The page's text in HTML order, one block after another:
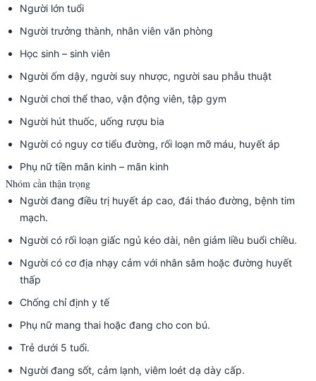
Người lớn tuổi
Người trưởng thành, nhân viên văn phòng
Học sinh – sinh viên
Người ốm dậy, người suy nhược, người sau phẫu thuật
Người chơi thể thao, vận động viên, tập gym
Người hút thuốc, uống rượu bia
Người có nguy cơ tiểu đường, rối loạn mỡ máu, huyết áp
Phụ nữ tiền mãn kinh – mãn kinh
Nhóm cần thận trọng
Người đang điều trị huyết áp cao, đái tháo đường, bệnh tim
mạch.
Người có rối loạn giấc ngủ kéo dài, nên giảm liều buổi chiều.
Người có cơ địa nhạy cảm với nhân sâm hoặc đường huyết
thấp
Chống chỉ định y tế
Phụ nữ mang thai hoặc đang cho con bú.
Trẻ dưới 5 tuổi.
Người đang sốt, cảm lạnh, viêm loét dạ dày cấp.